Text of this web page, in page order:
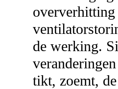
oververhitting
de werking.
tikt, zoemt,